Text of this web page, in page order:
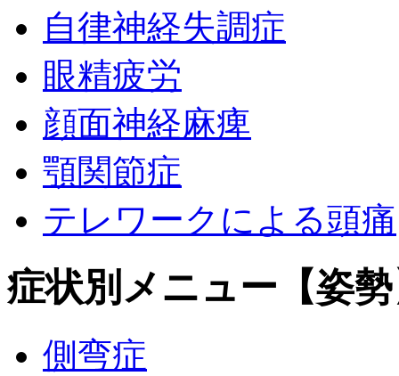
自律神経失調症
眼精疲労
顔面神経麻痺
顎関節症
テレワークによる頭痛
症状別メニュー【姿
側弯症